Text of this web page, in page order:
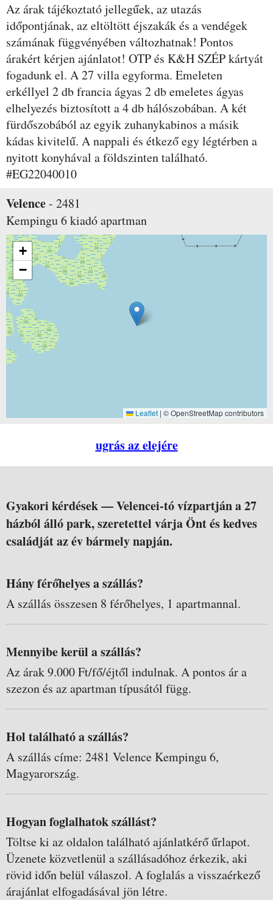
Az árak tájékoztató jellegűek, az utazás
időpontjának, az eltöltött éjszakák és a vendégek
számának függvényében változhatnak! Pontos
árakért kérjen ajánlatot! OTP és K&H SZÉP kártyát
fogadunk el. A 27 villa egyforma. Emeleten
erkéllyel 2 db francia ágyas 2 db emeletes ágyas
elhelyezés biztosított a 4 db hálószobában. A két
fürdőszobából az egyik zuhanykabinos a másik
kádas kivitelű. A nappali és étkező egy légtérben a
nyitott konyhával a földszinten található.
#EG22040010
Velence- 2481
Kempingu 6kiadó apartman
+
−
Leaflet | © OpenStreetMap contributors
ugrás az elejére
Gyakori kérdések —Velencei-tó vízpartján a 27
házból álló park, szeretettel várja Önt és kedves
családját az év bármely napján.
Hány férőhelyes a szállás?
A szállás összesen 8 férőhelyes, 1 apartmannal.
Mennyibe kerül a szállás?
Az árak 9.000 Ft/fő/éjtől indulnak. A pontos ár a
szezon és az apartman típusától függ.
Hol található a szállás?
A szállás címe: 2481 Velence Kempingu 6,
Magyarország.
Hogyan foglalhatok szállást?
Töltse ki az oldalon található ajánlatkérő űrlapot.
Üzenete közvetlenül a szállásadóhoz érkezik, aki
rövid időn belül válaszol. A foglalás a visszaérkező
árajánlat elfogadásával jön létre.